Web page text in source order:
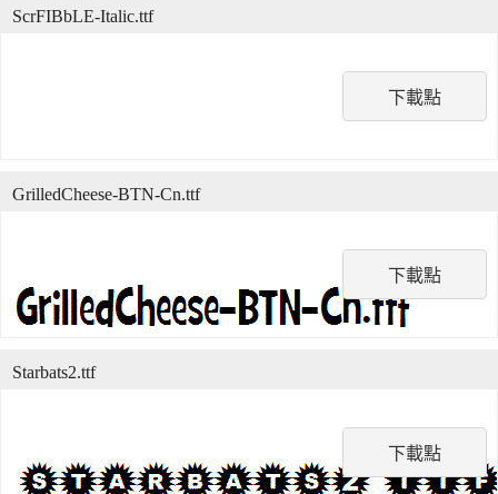
下載點
ScrFIBbLE-Italic.ttf
下載點
GrilledCheese-BTN-Cn.ttf
下載點
Starbats2.ttf